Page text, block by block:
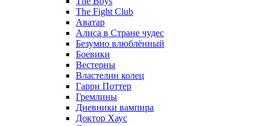
The Fight Club
Аватар
Алиса в Стране чудес
Безумно влюблённый
Боевики
Вестерны
Властелин колец
Гарри Поттер
Гремлины
Дневники вампира
Доктор Хаус